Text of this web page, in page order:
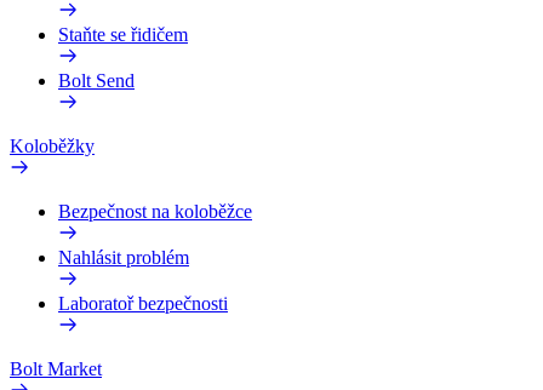
Staňte se řidičem
Bolt Send
Koloběžky
Bezpečnost na koloběžce
Nahlásit problém
Laboratoř bezpečnosti
Bolt Market